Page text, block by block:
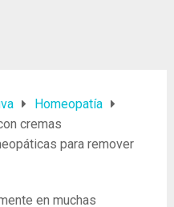
Homeopatía
cremas
para remover
en muchas